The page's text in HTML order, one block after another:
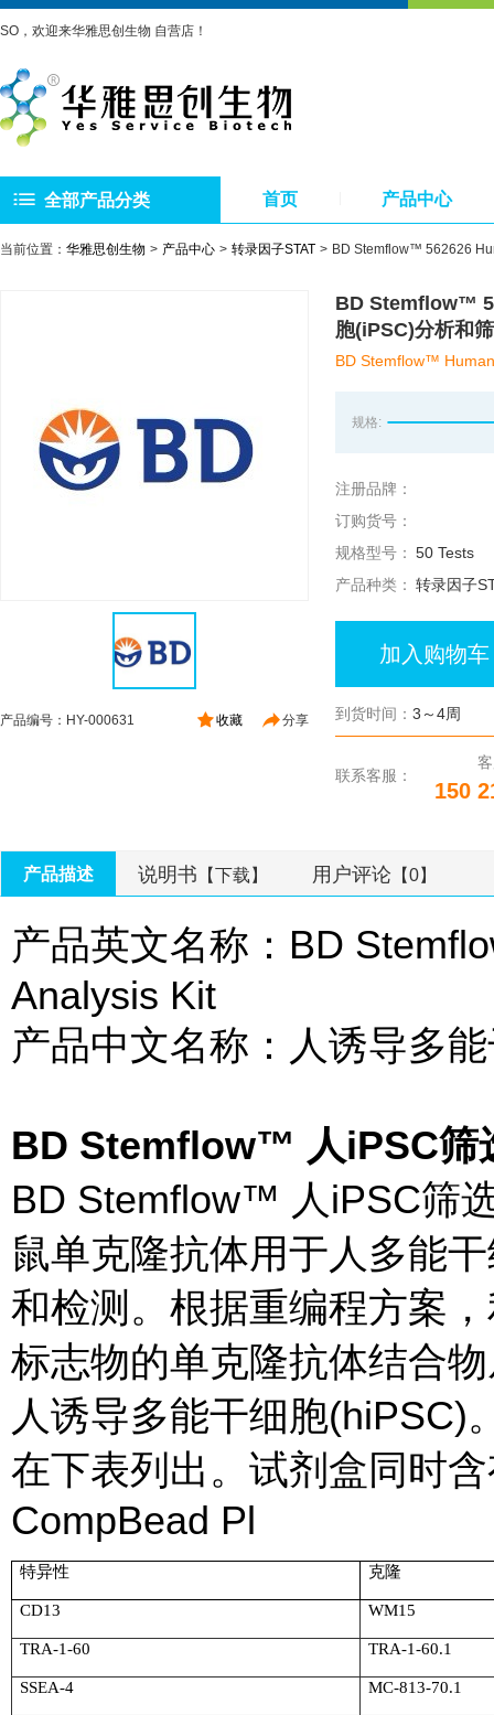
SO，欢迎来华雅思创生物 自营店！
全部产品分类 首页 产品中心
当前位置： 华雅思创生物 产品中心 转录因子STAT BD Stemflow™ 562626
分享
收藏
产品编号：HY-000631
BD Stemflow™
胞(iPSC)分析和
BD Stemflow™
规格:
注册品牌：
订购货号：
规格型号： 50 Tests
产品种类： 转录因子
加入购物车
到货时间： 3～4周
联系客服：
150
产品描述 说明书 【下载】 用户评论 【0】
产品英文名称：BD
Analysis Kit
产品中文名称：人诱导多
BD Stemflow™ 人iPSC筛
BD Stemflow™ 人iPSC筛
鼠单克隆抗体用于人多能
和检测。根据重编程方案
标志物的单克隆抗体结合
人诱导多能干细胞(hiPSC)
在下表列出。试剂盒同时
CompBead Pl
特异性 克隆
CD13 WM15
TRA-1-60 TRA-1-60.1
SSEA-4 MC-813-70.1